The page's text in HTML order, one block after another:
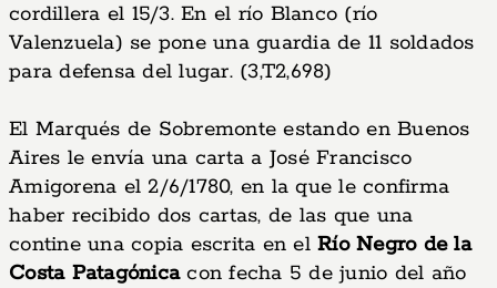
cordillera el 15/3. En el río Blanco (río
Valenzuela) se pone una guardia de 11 soldados
para defensa del lugar. (3,T2,698)
El Marqués de Sobremonte estando en Buenos
Aires le envía una carta a José Francisco
Amigorena el 2/6/1780, en la que le confirma
haber recibido dos cartas, de las que una
contine una copia escrita en el Río Negro de la
Costa Patagónicacon fecha 5 de junio del año